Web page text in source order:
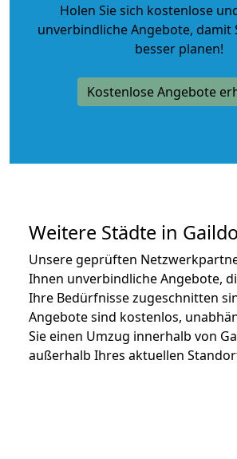
Holen Sie sich kostenlose
unverbindliche Angebote, damit
besser planen!
Kostenlose Angebote
Weitere Städte in
Unsere geprüften
Ihnen unverbindliche Angebote,
Ihre Bedürfnisse zugeschnitten
Angebote sind kostenlos,
Sie einen Umzug innerhalb von
außerhalb Ihres aktuellen